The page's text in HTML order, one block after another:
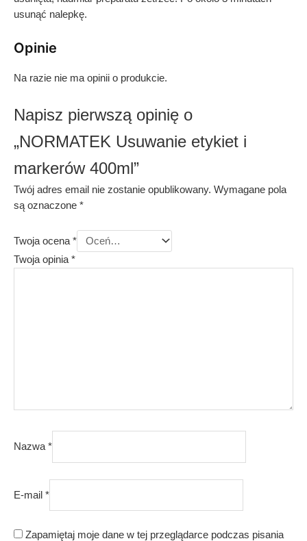
usunąć nalepkę.
Opinie
Na razie nie ma opinii o produkcie.
Napisz pierwszą opinię o
„NORMATEK Usuwanie etykiet i
markerów 400ml”
Twój adres email nie zostanie opublikowany. Wymagane pola
są oznaczone *
Twoja ocena *
Twoja opinia *
Nazwa*
E-mail *
Zapamiętaj moje dane w tej przeglądarce podczas pisania